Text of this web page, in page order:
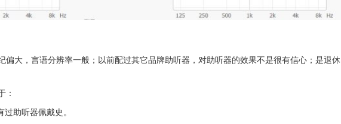
偏大，言语分辨率一般；以前配过其它品牌助听器，对助听器的效果不是很有信心；是退休
：
助听器佩戴史。